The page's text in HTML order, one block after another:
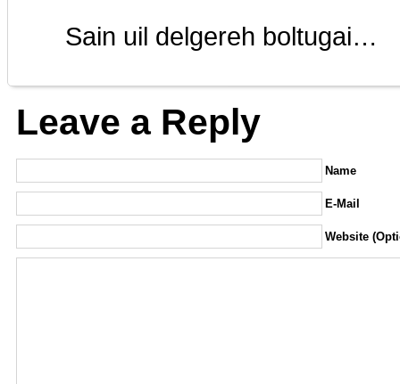
Sain uil delgereh boltugai…
Leave a Reply
Name
E-Mail
Website